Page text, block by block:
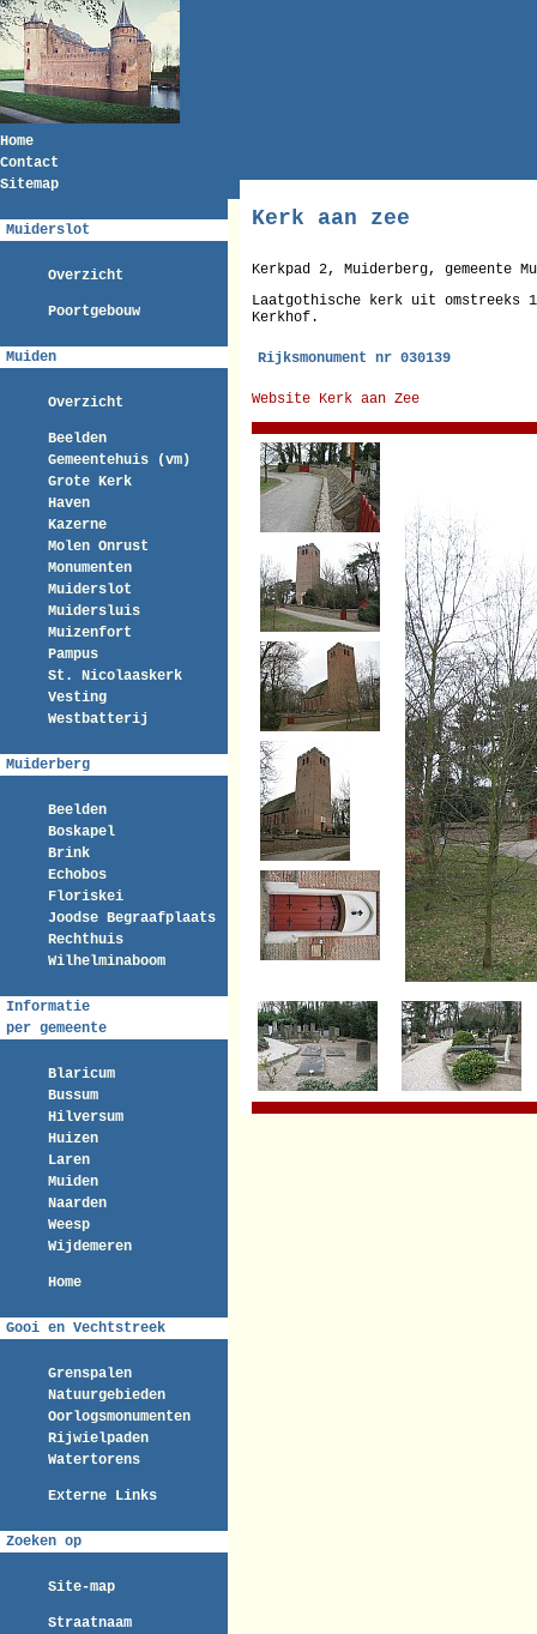
Home
Contact
Sitemap
Muiderslot
Overzicht
Poortgebouw
Muiden
Overzicht
Beelden
Gemeentehuis (vm)
Grote Kerk
Haven
Kazerne
Molen Onrust
Monumenten
Muiderslot
Muidersluis
Muizenfort
Pampus
St. Nicolaaskerk
Vesting
Westbatterij
Muiderberg
Beelden
Boskapel
Brink
Echobos
Floriskei
Joodse Begraafplaats
Rechthuis
Wilhelminaboom
Informatie
per gemeente
Blaricum
Bussum
Hilversum
Huizen
Laren
Muiden
Naarden
Weesp
Wijdemeren
Home
Gooi en Vechtstreek
Grenspalen
Natuurgebieden
Oorlogsmonumenten
Rijwielpaden
Watertorens
Externe Links
Zoeken op
Site-map
Straatnaam
Kerk aan zee
Kerkpad 2, Muiderberg, gemeente
Laatgothische kerk uit omstreeks
Kerkhof.
Rijksmonument nr 030139
Website Kerk aan Zee